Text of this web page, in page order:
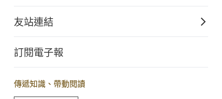
關於文化出版
購書須知
大量團購
查詢訂單
友站連結
佛光山全球資訊網
訂閱電子報
傳遞知識、帶動閱讀